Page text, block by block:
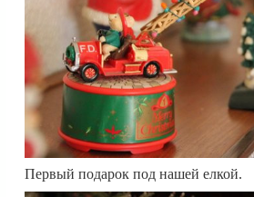
Первый подарок под нашей елкой.